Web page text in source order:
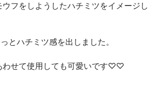
フをしようしたハチミツをイメージし
とハチミツ感を出しました。
わせて使用しても可愛いです♡♡